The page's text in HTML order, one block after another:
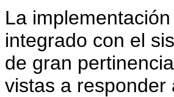
La
integrado con el
de gran
vistas a